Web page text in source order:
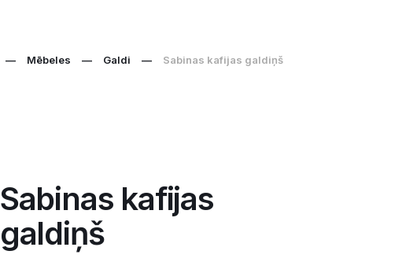
— Mēbeles — Galdi — Sabinas kafijas galdiņš
Sabinas kafijas
galdiņš